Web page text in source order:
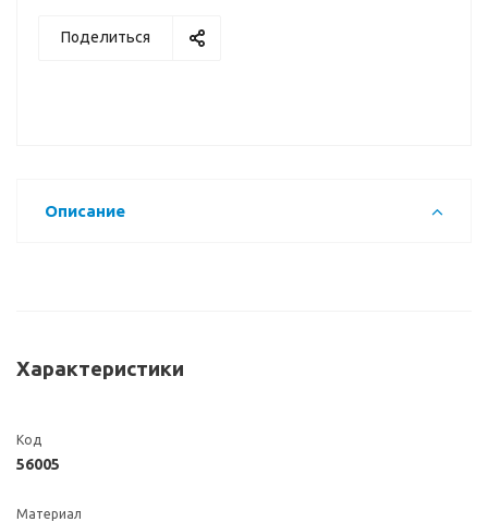
Поделиться
Описание
Характеристики
Код
56005
Материал